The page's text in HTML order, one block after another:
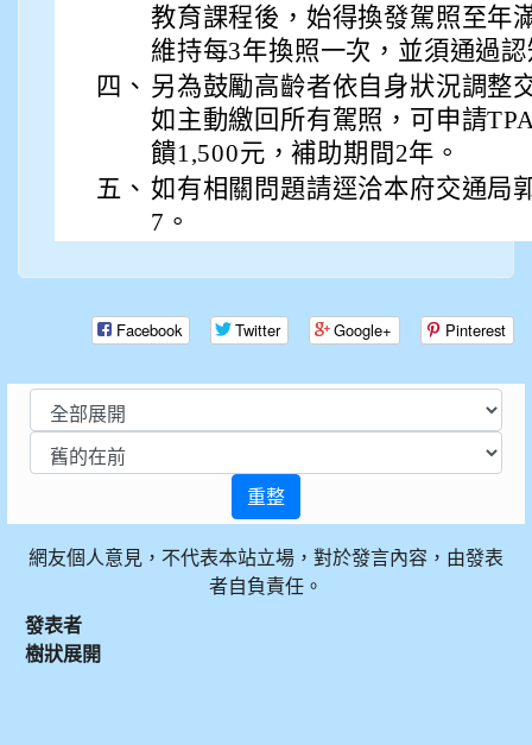
教育課程後，始得換發駕照至年
維持每3年換照一次，並須通過
四、 另為鼓勵高齡者依自身狀況調整
如主動繳回所有駕照，可申請
饋1,500元，補助期間2年。
五、 如有相關問題請逕洽本府交通局
7。
Facebook Twitter Google+ Pinterest
重整
網友個人意見，不代表本站立場，對於發言內容，由發表
者自負責任。
發表者
樹狀展開